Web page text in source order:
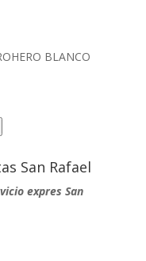
BLANCO
San Rafael
expres San